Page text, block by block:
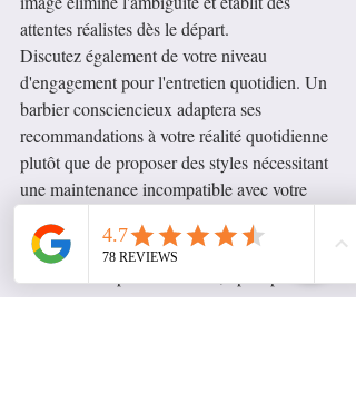
attentes réalistes dès le départ.
Discutez également de votre niveau
d'engagement pour l'entretien quotidien. Un
barbier consciencieux adaptera ses
recommandations à votre réalité quotidienne
plutôt que de proposer des styles nécessitant
une maintenance incompatible avec votre
L'Importance du Test Initial
une coupe relativement simple permettant